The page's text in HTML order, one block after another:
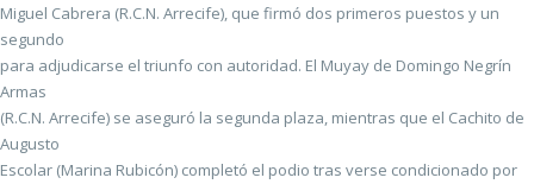
Miguel Cabrera (R.C.N. Arrecife), que firmó dos primeros puestos y un
segundo
para adjudicarse el triunfo con autoridad. El Muyay de Domingo Negrín
Armas
(R.C.N. Arrecife) se aseguró la segunda plaza, mientras que el Cachito de
Augusto
Escolar (Marina Rubicón) completó el podio tras verse condicionado por